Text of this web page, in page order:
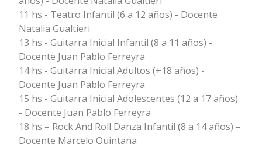
11 hs - Teatro Infantil (6 a 12 años) - Docente
Natalia Gualtieri
13 hs - Guitarra Inicial Infantil (8 a 11 años) -
Docente Juan Pablo Ferreyra
14 hs - Guitarra Inicial Adultos (+18 años) -
Docente Juan Pablo Ferreyra
15 hs - Guitarra Inicial Adolescentes (12 a 17 años)
- Docente Juan Pablo Ferreyra
18 hs – Rock And Roll Danza Infantil (8 a 14 años) –
Docente Marcelo Quintana